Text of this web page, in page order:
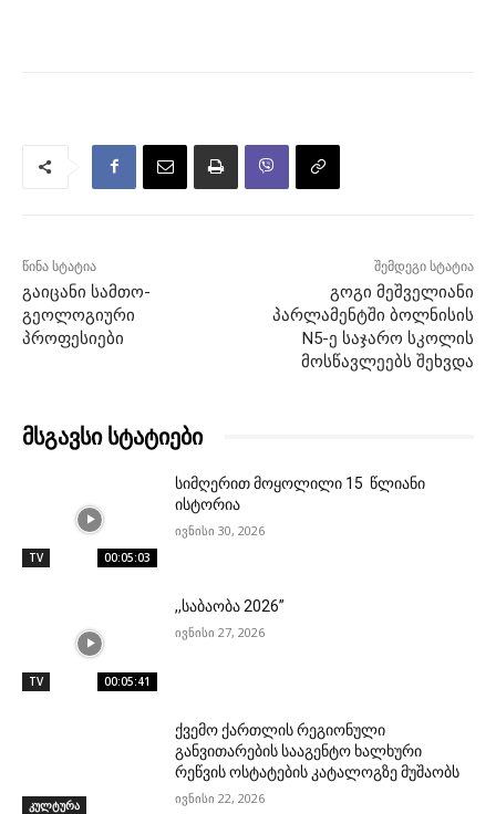
წინა სტატია
გაიცანი სამთო-
გეოლოგიური
პროფესიები
შემდეგი სტატია
გოგი მეშველიანი
პარლამენტში ბოლნისის
N5-ე საჯარო სკოლის
მოსწავლეებს შეხვდა
მსგავსი სტატიები
TV 00:05:03
სიმღერით მოყოლილი 15 წლიანი
ისტორია
ივნისი 30, 2026
TV 00:05:41
,,საბაობა 2026”
ივნისი 27, 2026
კულტურა
ქვემო ქართლის რეგიონული
განვითარების სააგენტო ხალხური
რეწვის ოსტატების კატალოგზე მუშაობს
ივნისი 22, 2026